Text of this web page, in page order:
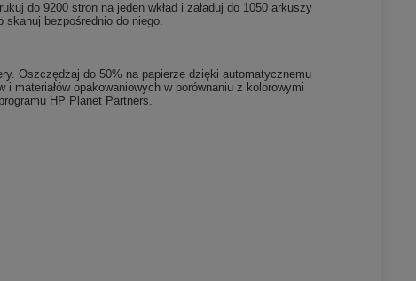
do 9200 stron na jeden wkład i załaduj do 1050 arkuszy
skanuj bezpośrednio do niego.
Oszczędzaj do 50% na papierze dzięki automatycznemu
materiałów opakowaniowych w porównaniu z kolorowymi
HP Planet Partners.